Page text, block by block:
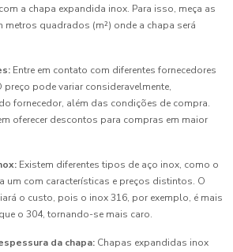
a chapa expandida inox. Para isso, meça as
metros quadrados (m²) onde a chapa será
Entre em contato com diferentes fornecedores
pode variar consideravelmente,
fornecedor, além das condições de compra.
oferecer descontos para compras em maior
Existem diferentes tipos de aço inox, como o
um com características e preços distintos. O
o custo, pois o inox 316, por exemplo, é mais
o 304, tornando-se mais caro.
da chapa: Chapas expandidas inox